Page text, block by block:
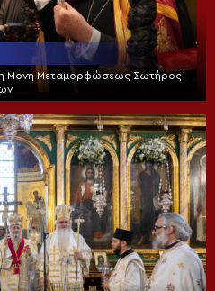
Μονή Μεταμορφώσεως Σωτήρος